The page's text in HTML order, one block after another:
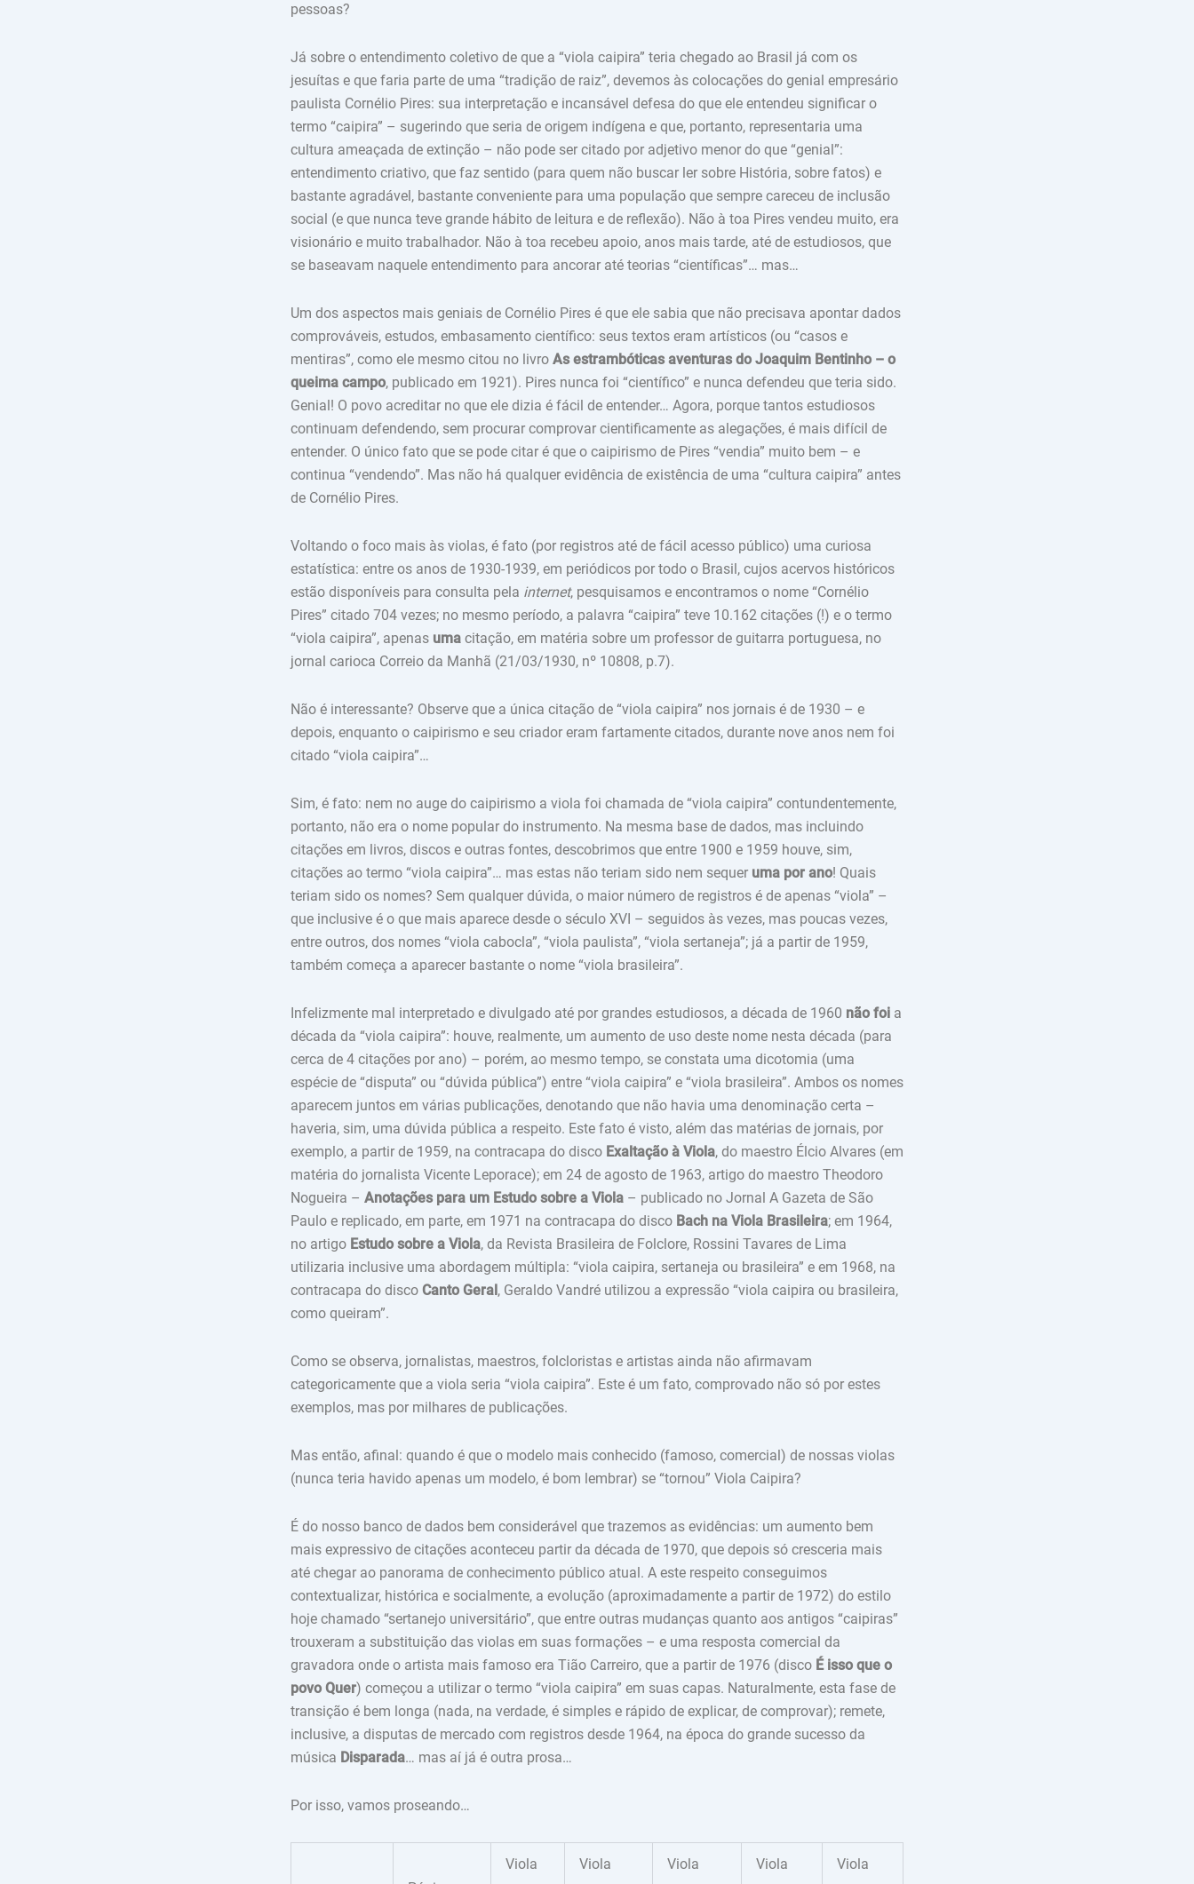
pessoas?
Já sobre o entendimento coletivo de que a “viola caipira” teria chegado ao Brasil já com os
jesuítas e que faria parte de uma “tradição de raiz”, devemos às colocações do genial empresário
paulista Cornélio Pires: sua interpretação e incansável defesa do que ele entendeu significar o
termo “caipira” – sugerindo que seria de origem indígena e que, portanto, representaria uma
cultura ameaçada de extinção – não pode ser citado por adjetivo menor do que “genial”:
entendimento criativo, que faz sentido (para quem não buscar ler sobre História, sobre fatos) e
bastante agradável, bastante conveniente para uma população que sempre careceu de inclusão
social (e que nunca teve grande hábito de leitura e de reflexão). Não à toa Pires vendeu muito, era
visionário e muito trabalhador. Não à toa recebeu apoio, anos mais tarde, até de estudiosos, que
se baseavam naquele entendimento para ancorar até teorias “científicas”… mas…
Um dos aspectos mais geniais de Cornélio Pires é que ele sabia que não precisava apontar dados
comprováveis, estudos, embasamento científico: seus textos eram artísticos (ou “casos e
mentiras”, como ele mesmo citou no livro As estrambóticas aventuras do Joaquim Bentinho – o
queima campo, publicado em 1921). Pires nunca foi “científico” e nunca defendeu que teria sido.
Genial! O povo acreditar no que ele dizia é fácil de entender… Agora, porque tantos estudiosos
continuam defendendo, sem procurar comprovar cientificamente as alegações, é mais difícil de
entender. O único fato que se pode citar é que o caipirismo de Pires “vendia” muito bem – e
continua “vendendo”. Mas não há qualquer evidência de existência de uma “cultura caipira” antes
de Cornélio Pires.
Voltando o foco mais às violas, é fato (por registros até de fácil acesso público) uma curiosa
estatística: entre os anos de 1930-1939, em periódicos por todo o Brasil, cujos acervos históricos
estão disponíveis para consulta pela internet, pesquisamos e encontramos o nome “Cornélio
Pires” citado 704 vezes; no mesmo período, a palavra “caipira” teve 10.162 citações (!) e o termo
“viola caipira”, apenas uma citação, em matéria sobre um professor de guitarra portuguesa, no
jornal carioca Correio da Manhã (21/03/1930, nº 10808, p.7).
Não é interessante? Observe que a única citação de “viola caipira” nos jornais é de 1930 – e
depois, enquanto o caipirismo e seu criador eram fartamente citados, durante nove anos nem foi
citado “viola caipira”…
Sim, é fato: nem no auge do caipirismo a viola foi chamada de “viola caipira” contundentemente,
portanto, não era o nome popular do instrumento. Na mesma base de dados, mas incluindo
citações em livros, discos e outras fontes, descobrimos que entre 1900 e 1959 houve, sim,
citações ao termo “viola caipira”… mas estas não teriam sido nem sequer uma por ano! Quais
teriam sido os nomes? Sem qualquer dúvida, o maior número de registros é de apenas “viola” –
que inclusive é o que mais aparece desde o século XVI – seguidos às vezes, mas poucas vezes,
entre outros, dos nomes “viola cabocla”, “viola paulista”, “viola sertaneja”; já a partir de 1959,
também começa a aparecer bastante o nome “viola brasileira”.
Infelizmente mal interpretado e divulgado até por grandes estudiosos, a década de 1960 não foi a
década da “viola caipira”: houve, realmente, um aumento de uso deste nome nesta década (para
cerca de 4 citações por ano) – porém, ao mesmo tempo, se constata uma dicotomia (uma
espécie de “disputa” ou “dúvida pública”) entre “viola caipira” e “viola brasileira”. Ambos os nomes
aparecem juntos em várias publicações, denotando que não havia uma denominação certa –
haveria, sim, uma dúvida pública a respeito. Este fato é visto, além das matérias de jornais, por
exemplo, a partir de 1959, na contracapa do disco Exaltação à Viola, do maestro Élcio Alvares (em
matéria do jornalista Vicente Leporace); em 24 de agosto de 1963, artigo do maestro Theodoro
Nogueira – Anotações para um Estudo sobre a Viola – publicado no Jornal A Gazeta de São
Paulo e replicado, em parte, em 1971 na contracapa do disco Bach na Viola Brasileira; em 1964,
no artigo Estudo sobre a Viola, da Revista Brasileira de Folclore, Rossini Tavares de Lima
utilizaria inclusive uma abordagem múltipla: “viola caipira, sertaneja ou brasileira” e em 1968, na
contracapa do disco Canto Geral, Geraldo Vandré utilizou a expressão “viola caipira ou brasileira,
como queiram”.
Como se observa, jornalistas, maestros, folcloristas e artistas ainda não afirmavam
categoricamente que a viola seria “viola caipira”. Este é um fato, comprovado não só por estes
exemplos, mas por milhares de publicações.
Mas então, afinal: quando é que o modelo mais conhecido (famoso, comercial) de nossas violas
(nunca teria havido apenas um modelo, é bom lembrar) se “tornou” Viola Caipira?
É do nosso banco de dados bem considerável que trazemos as evidências: um aumento bem
mais expressivo de citações aconteceu partir da década de 1970, que depois só cresceria mais
até chegar ao panorama de conhecimento público atual. A este respeito conseguimos
contextualizar, histórica e socialmente, a evolução (aproximadamente a partir de 1972) do estilo
hoje chamado “sertanejo universitário”, que entre outras mudanças quanto aos antigos “caipiras”
trouxeram a substituição das violas em suas formações – e uma resposta comercial da
gravadora onde o artista mais famoso era Tião Carreiro, que a partir de 1976 (disco É isso que o
povo Quer) começou a utilizar o termo “viola caipira” em suas capas. Naturalmente, esta fase de
transição é bem longa (nada, na verdade, é simples e rápido de explicar, de comprovar); remete,
inclusive, a disputas de mercado com registros desde 1964, na época do grande sucesso da
música Disparada… mas aí já é outra prosa…
Por isso, vamos proseando…
Viola Viola Viola Viola Viola